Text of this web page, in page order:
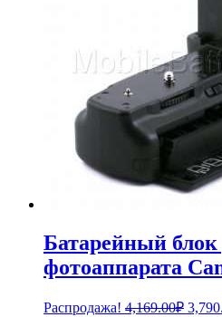
Батарейный блок
фотоаппарата
Распродажа! 4,169.00₽